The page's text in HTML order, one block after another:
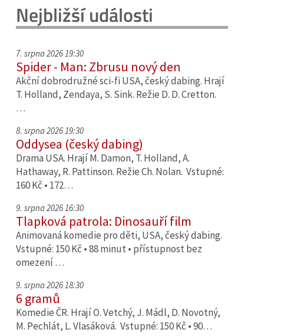
Nejbližší události
7. srpna 2026 19:30
Spider - Man: Zbrusu nový den
Akční dobrodružné sci-fi USA, český dabing. Hrají
T. Holland, Zendaya, S. Sink. Režie D. D. Cretton.
…
8. srpna 2026 19:30
Oddysea (český dabing)
Drama USA. Hrají M. Damon, T. Holland, A.
Hathaway, R. Pattinson. Režie Ch. Nolan. Vstupné:
160 Kč • 172…
9. srpna 2026 16:30
Tlapková patrola: Dinosauří film
Animovaná komedie pro děti, USA, český dabing.
Vstupné: 150 Kč • 88 minut • přístupnost bez
omezení …
9. srpna 2026 18:30
6 gramů
Komedie ČR. Hrají O. Vetchý, J. Mádl, D. Novotný,
M. Pechlát, L. Vlasáková. Vstupné: 150 Kč • 90…